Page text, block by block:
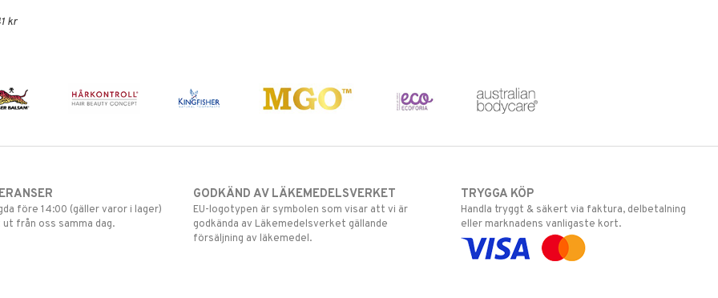
kr
före 14:00 (gäller varor i lager)
från oss samma dag.
GODKÄND AV LÄKEMEDELSVERKET
EU-logotypen är symbolen som visar att vi är
godkända av Läkemedelsverket gällande
försäljning av läkemedel.
TRYGGA KÖP
Handla tryggt & säkert via faktura, delbetalning
eller marknadens vanligaste kort.